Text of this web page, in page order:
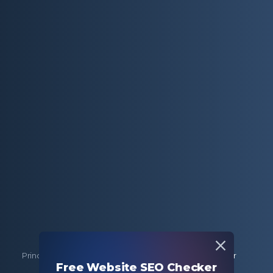
Principale H1 Tag Checker
Free Website SEO Checker